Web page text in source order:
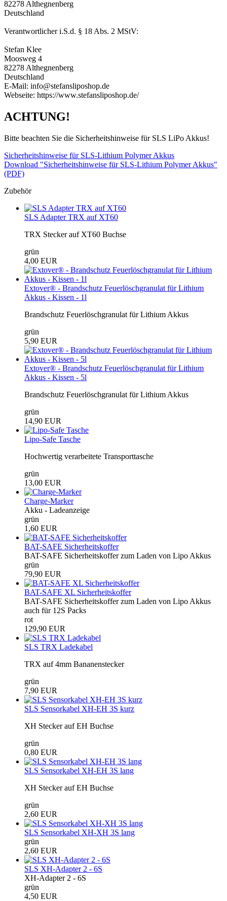
82278 Althegnenberg
Deutschland
Verantwortlicher i.S.d. § 18 Abs. 2 MStV:
Stefan Klee
Moosweg 4
82278 Althegnenberg
Deutschland
E-Mail: info@stefansliposhop.de
Webseite: https://www.stefansliposhop.de/
ACHTUNG!
Bitte beachten Sie die Sicherheitshinweise für SLS LiPo Akkus!
Sicherheitshinweise für SLS-Lithium Polymer Akkus
Download "Sicherheitshinweise für SLS-Lithium Polymer Akkus"
(PDF)
Zubehör
SLS Adapter TRX auf XT60
TRX Stecker auf XT60 Buchse
grün
4,00 EUR
Extover® - Brandschutz Feuerlöschgranulat für Lithium
Akkus - Kissen - 1l
Brandschutz Feuerlöschgranulat für Lithium Akkus
grün
5,90 EUR
Extover® - Brandschutz Feuerlöschgranulat für Lithium
Akkus - Kissen - 5l
Brandschutz Feuerlöschgranulat für Lithium Akkus
grün
14,90 EUR
Lipo-Safe Tasche
Hochwertig verarbeitete Transporttasche
grün
13,00 EUR
Charge-Marker
Akku - Ladeanzeige
grün
1,60 EUR
BAT-SAFE Sicherheitskoffer
BAT-SAFE Sicherheitskoffer zum Laden von Lipo Akkus
grün
79,90 EUR
BAT-SAFE XL Sicherheitskoffer
BAT-SAFE Sicherheitskoffer zum Laden von Lipo Akkus
auch für 12S Packs
rot
129,90 EUR
SLS TRX Ladekabel
TRX auf 4mm Bananenstecker
grün
7,90 EUR
SLS Sensorkabel XH-EH 3S kurz
XH Stecker auf EH Buchse
grün
0,80 EUR
SLS Sensorkabel XH-EH 3S lang
XH Stecker auf EH Buchse
grün
2,60 EUR
SLS Sensorkabel XH-XH 3S lang
grün
2,60 EUR
SLS XH-Adapter 2 - 6S
XH-Adapter 2 - 6S
grün
4,50 EUR